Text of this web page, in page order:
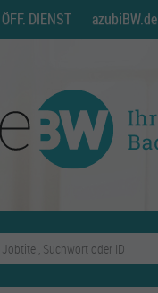
DIENST azubiBW.de